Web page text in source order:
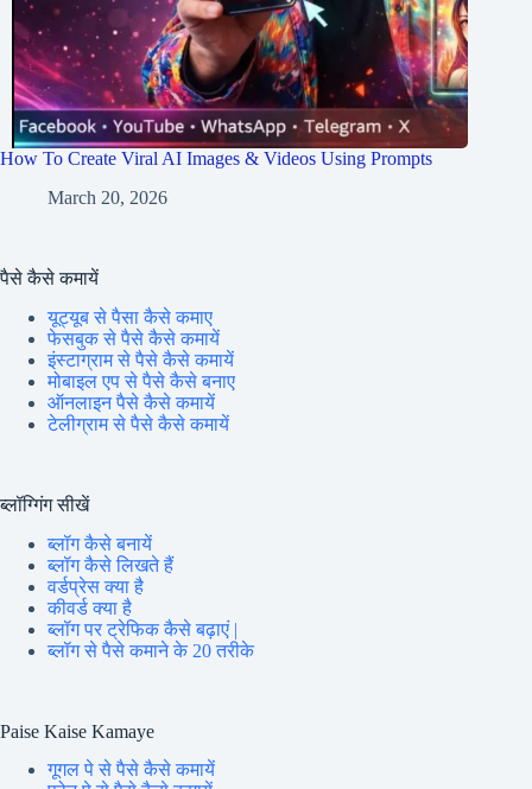
How To Create Viral AI Images & Videos Using Prompts
March 20, 2026
पैसे कैसे कमायें
यूट्यूब से पैसा कैसे कमाए
फेसबुक से पैसे कैसे कमायें
इंस्टाग्राम से पैसे कैसे कमायें
मोबाइल एप से पैसे कैसे बनाए
ऑनलाइन पैसे कैसे कमायें
टेलीग्राम से पैसे कैसे कमायें
ब्लॉग्गिंग सीखें
ब्लॉग कैसे बनायें
ब्लॉग कैसे लिखते हैं
वर्डप्रेस क्या है
कीवर्ड क्या है
ब्लॉग पर ट्रेफिक कैसे बढ़ाएं |
ब्लॉग से पैसे कमाने के 20 तरीके
Paise Kaise Kamaye
गूगल पे से पैसे कैसे कमायें